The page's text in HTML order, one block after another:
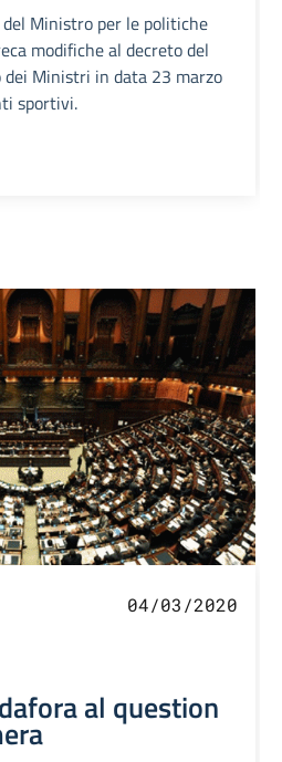
Ministro per le politiche
modifiche al decreto del
dei Ministri in data 23 marzo
sportivi.
04/03/2020
al question